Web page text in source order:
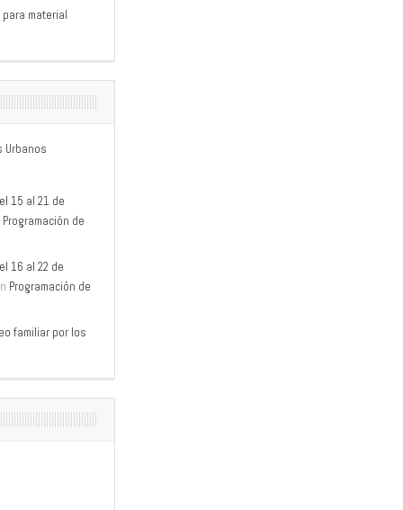
material
Urbanos
15 al 21 de
Programación de
16 al 22 de
Programación de
familiar por los